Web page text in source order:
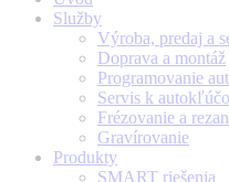
windowSlužby
Výroba, predaj a
Doprava a montáž
Programovanie
Servis k
Frézovanie a
Gravírovanie
Produkty
SMART riešenia